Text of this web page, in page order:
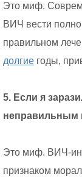
Это миф.
ВИЧ вести
правильном
долгие годы,
5. Если я
неправильным
Это миф. ВИЧ-
признаком